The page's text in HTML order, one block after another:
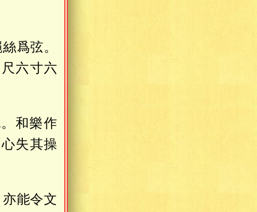
爲弦。
六寸六
和樂作
失其操
能令文